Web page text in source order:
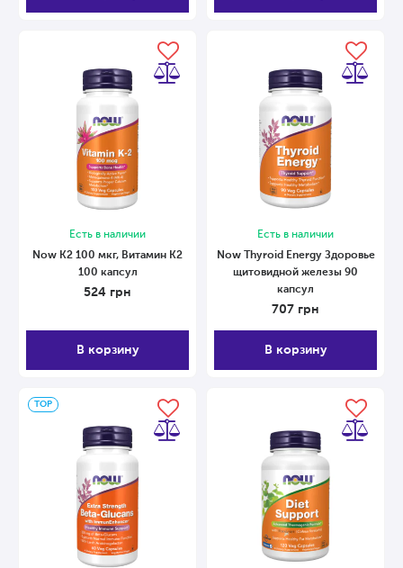
Есть в наличии
Now K2 100 мкг, Витамин К2
100 капсул
524 грн
В корзину
Есть в наличии
Now Thyroid Energy Здоровье
щитовидной железы 90
капсул
707 грн
В корзину
ТОP